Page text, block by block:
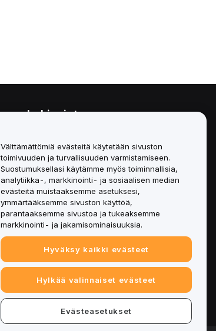
Lakiasiat
Yhteenveto säilytys- ja
hallinnointikäytännöstä
ESG-tiedot
Crypto-Asset White Papers
Välttämättömiä evästeitä käytetään sivuston
toimivuuden ja turvallisuuden varmistamiseen.
Suostumuksellasi käytämme myös toiminnallisia,
analytiikka-, markkinointi- ja sosiaalisen median
evästeitä muistaaksemme asetuksesi,
ymmärtääksemme sivuston käyttöä,
parantaaksemme sivustoa ja tukeaksemme
markkinointi- ja jakamisominaisuuksia.
Hyväksy kaikki evästeet
Hylkää valinnaiset evästeet
Evästeasetukset